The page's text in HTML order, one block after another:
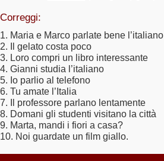
Correggi:
1. Maria e Marco parlate bene l’italiano
2. Il gelato costa poco
3. Loro compri un libro interessante
4. Gianni studia l’italiano
5. Io parlio al telefono
6. Tu amate l’Italia
7. Il professore parlano lentamente
8. Domani gli studenti visitano la città
9. Marta, mandi i fiori a casa?
10. Noi guardate un film giallo.